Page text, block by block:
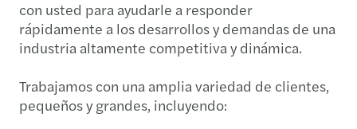
con usted para ayudarle a responder
rápidamente a los desarrollos y demandas de una
industria altamente competitiva y dinámica.
Trabajamos con una amplia variedad de clientes,
pequeños y grandes, incluyendo: